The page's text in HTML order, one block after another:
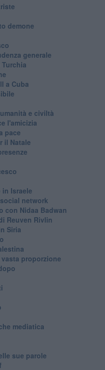
demone
generale
a Cuba
e civiltà
l'amicizia
pace
il Natale
Israele
network
con Nidaa Badwan
Reuven Rivlin
Siria
proporzione
mediatica
sue parole